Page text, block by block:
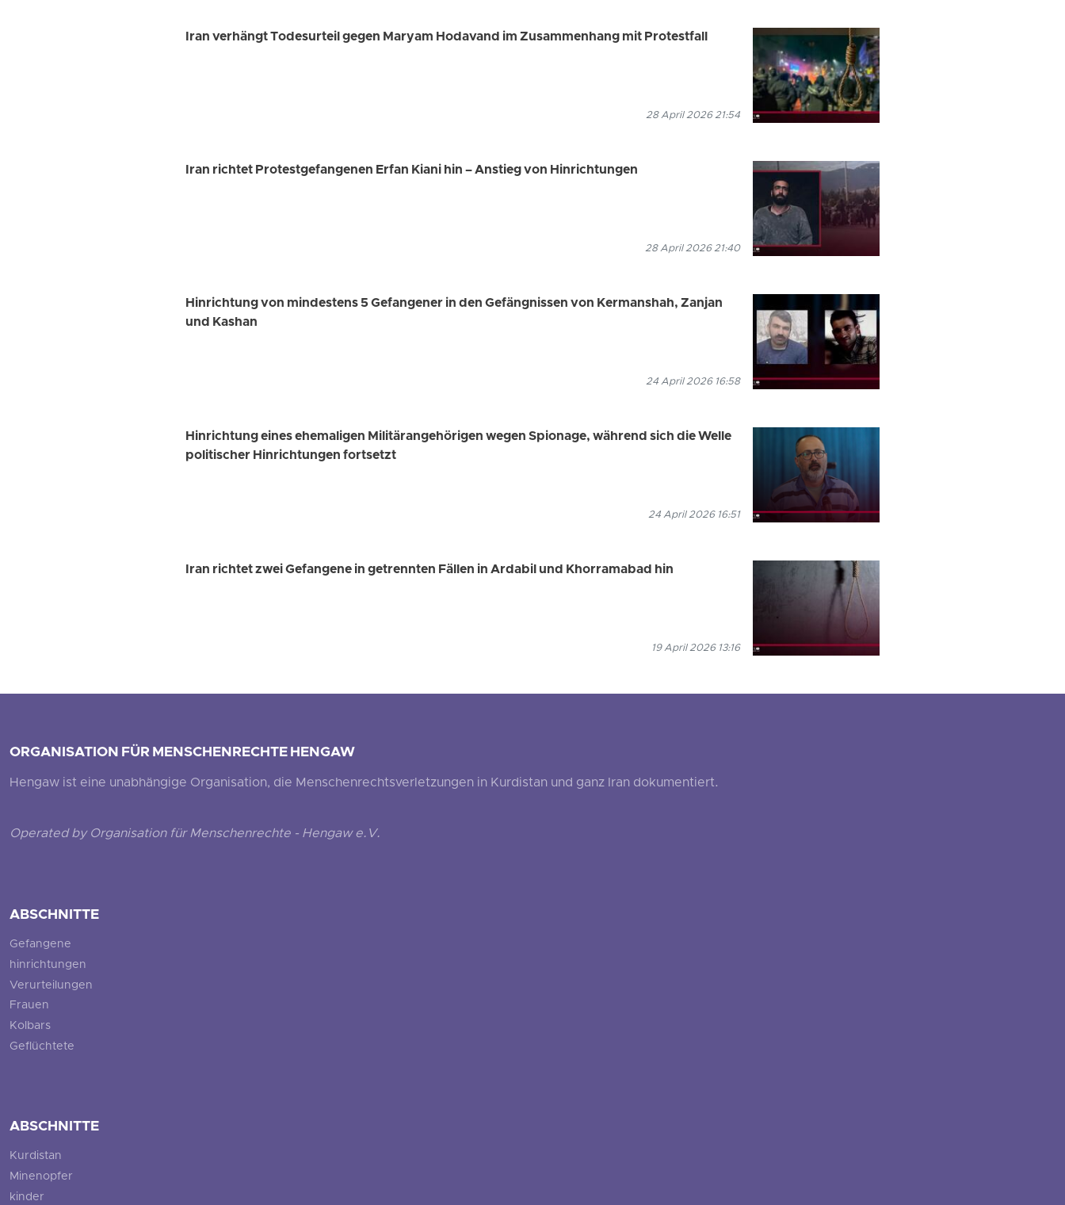
Iran verhängt Todesurteil gegen Maryam Hodavand im Zusammenhang mit Protestfall
28 April 2026 21:54
Iran richtet Protestgefangenen Erfan Kiani hin – Anstieg von Hinrichtungen
28 April 2026 21:40
Hinrichtung von mindestens 5 Gefangener in den Gefängnissen von Kermanshah, Zanjan
und Kashan
24 April 2026 16:58
Hinrichtung eines ehemaligen Militärangehörigen wegen Spionage, während sich die Welle
politischer Hinrichtungen fortsetzt
24 April 2026 16:51
Iran richtet zwei Gefangene in getrennten Fällen in Ardabil und Khorramabad hin
19 April 2026 13:16
ORGANISATION FÜR MENSCHENRECHTE HENGAW
Hengaw ist eine unabhängige Organisation, die Menschenrechtsverletzungen in Kurdistan und ganz Iran dokumentiert.
Operated by Organisation für Menschenrechte - Hengaw e.V.
ABSCHNITTE
Gefangene
hinrichtungen
Verurteilungen
Frauen
Kolbars
Geflüchtete
ABSCHNITTE
Kurdistan
Minenopfer
kinder